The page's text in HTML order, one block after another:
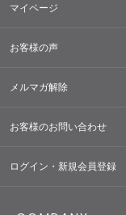
マイページ
お客様の声
メルマガ解除
お客様のお問い合わせ
ログイン・新規会員登録